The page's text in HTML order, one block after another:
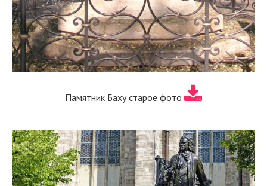
Памятник Баху старое фото